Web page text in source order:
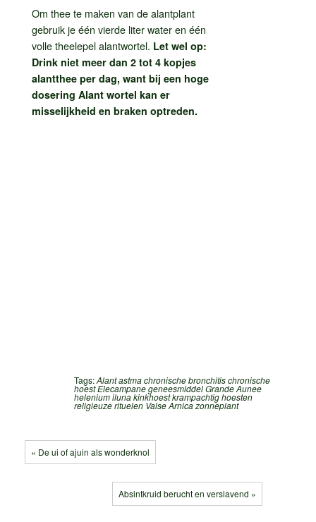
Om thee te maken van de alantplant
gebruik je één vierde liter water en één
volle theelepel alantwortel. Let wel op:
Drink niet meer dan 2 tot 4 kopjes
alantthee per dag, want bij een hoge
dosering Alant wortel kan er
misselijkheid en braken optreden.
Tags:Alantastmachronische bronchitischronische
hoestElecampanegeneesmiddelGrande Aunee
heleniumilunakinkhoestkrampachtig hoesten
religieuze rituelen Valse Arnicazonneplant
« De ui of ajuin als wonderknol
Absintkruid berucht en verslavend »